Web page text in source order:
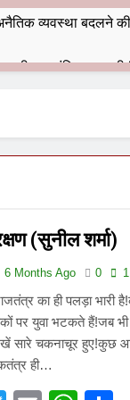
व्यवस्था बदलने की
बंदा सिंह बहादुर की
9 आतंकी ठिकानों पर
समाज समन्वय समिति
विलियम्स: एक
(सुनील शर्मा)
6 Months Ago 0
का ही पलड़ा भारी
पर युवा भटकते हैं!जब
सारे चकनाचूर हुए!कुछ
ही…